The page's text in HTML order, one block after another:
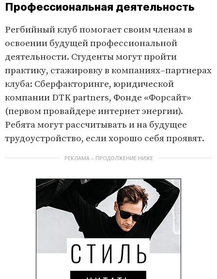
Профессиональная деятельность
Регбийный клуб помогает своим членам в
освоении будущей профессиональной
деятельности. Студенты могут пройти
практику, стажировку в компаниях–партнерах
клуба: Сберфакторинге, юридической
компании DTK partners, Фонде «Форсайт»
(первом провайдере интернет энергии).
Ребята могут рассчитывать и на будущее
трудоустройство, если хорошо себя проявят.
РЕКЛАМА – ПРОДОЛЖЕНИЕ НИЖЕ